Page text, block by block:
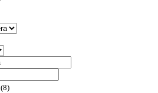
(8)